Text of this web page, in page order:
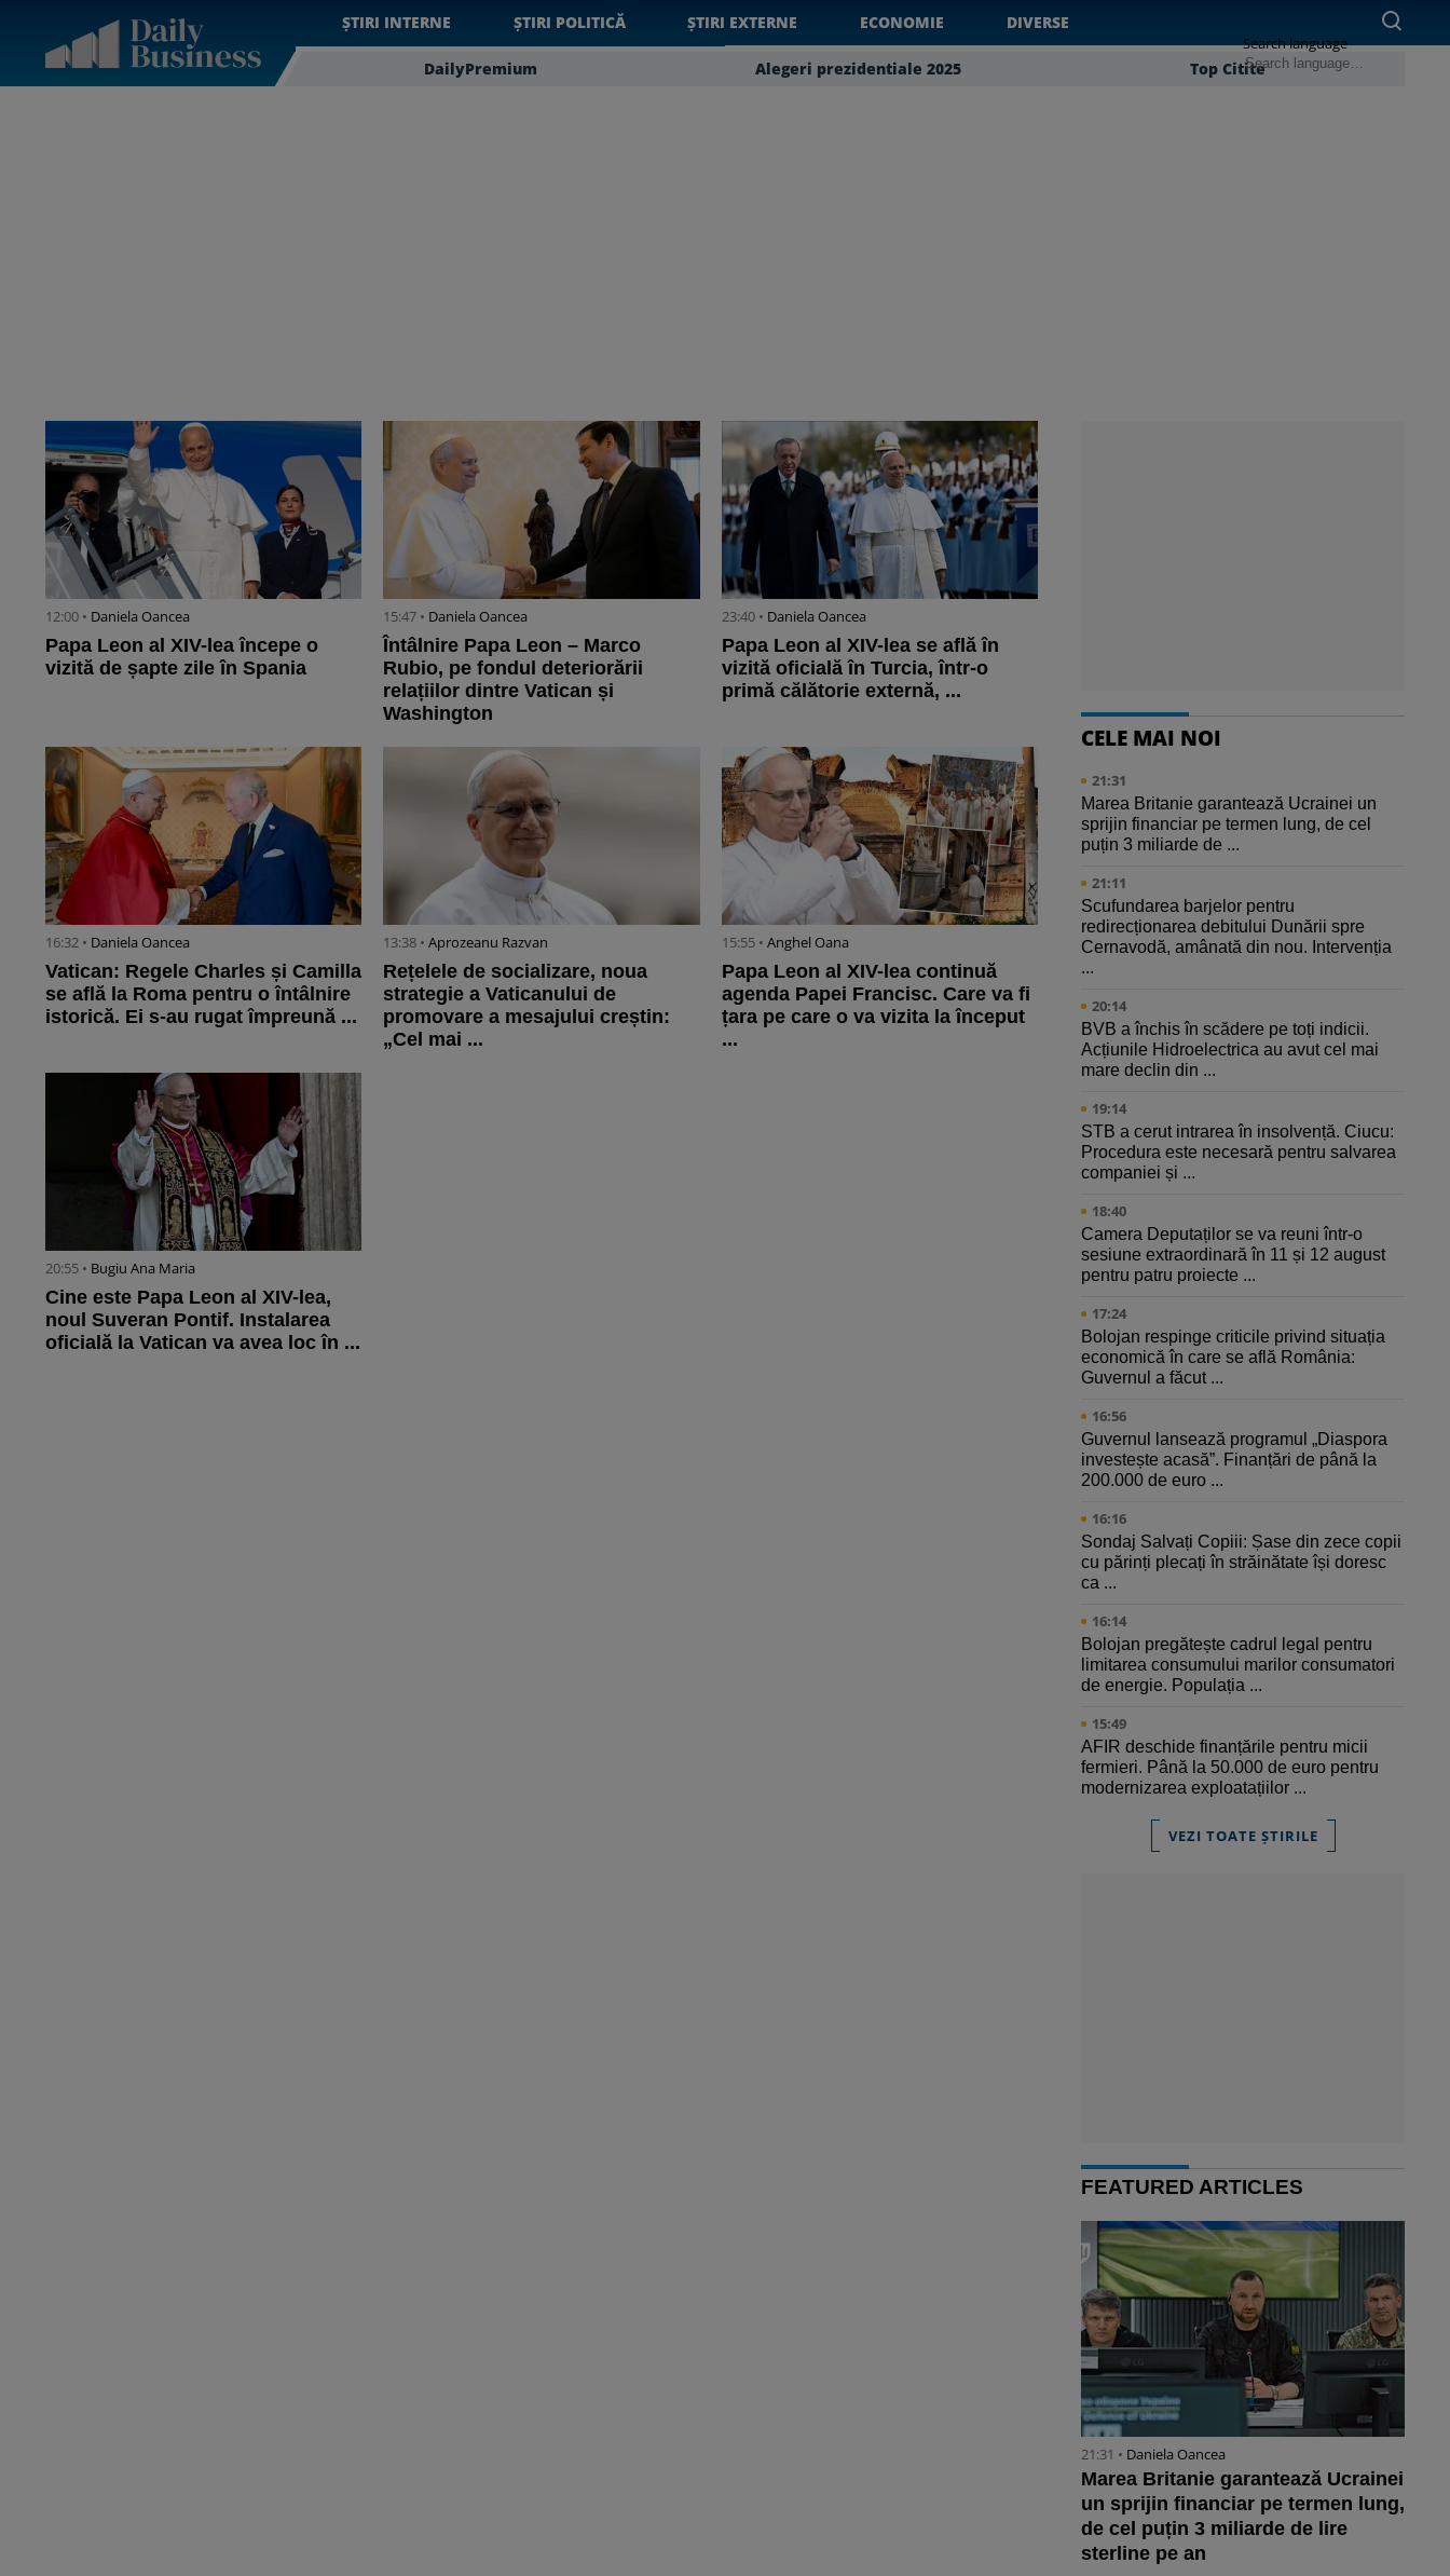
ȘTIRI INTERNE ȘTIRI POLITICĂ ȘTIRI EXTERNE ECONOMIE DIVERSE
DailyPremium Alegeri prezidentiale 2025 Top Citite
Search language
12:00 • Daniela Oancea
Papa Leon al XIV-lea începe o
vizită de șapte zile în Spania
15:47 • Daniela Oancea
Întâlnire Papa Leon – Marco
Rubio, pe fondul deteriorării
relațiilor dintre Vatican și
Washington
23:40 • Daniela Oancea
Papa Leon al XIV-lea se află în
vizită oficială în Turcia, într-o
primă călătorie externă, ...
16:32 • Daniela Oancea
Vatican: Regele Charles și Camilla
se află la Roma pentru o întâlnire
istorică. Ei s-au rugat împreună ...
13:38 •Aprozeanu Razvan
Rețelele de socializare, noua
strategie a Vaticanului de
promovare a mesajului creștin:
„Cel mai ...
15:55 • Anghel Oana
Papa Leon al XIV-lea continuă
agenda Papei Francisc. Care va fi
țara pe care o va vizita la început
...
20:55 • Bugiu ⁠Ana Maria
Cine este Papa Leon al XIV-lea,
noul Suveran Pontif. Instalarea
oficială la Vatican va avea loc în ...
CELE MAI NOI
21:31
Marea Britanie garantează Ucrainei un
sprijin financiar pe termen lung, de cel
puțin 3 miliarde de ...
21:11
Scufundarea barjelor pentru
redirecționarea debitului Dunării spre
Cernavodă, amânată din nou. Intervenția
...
20:14
BVB a închis în scădere pe toți indicii.
Acțiunile Hidroelectrica au avut cel mai
mare declin din ...
19:14
STB a cerut intrarea în insolvență. Ciucu:
Procedura este necesară pentru salvarea
companiei și ...
18:40
Camera Deputaților se va reuni într-o
sesiune extraordinară în 11 și 12 august
pentru patru proiecte ...
17:24
Bolojan respinge criticile privind situația
economică în care se află România:
Guvernul a făcut ...
16:56
Guvernul lansează programul „Diaspora
investește acasă”. Finanțări de până la
200.000 de euro ...
16:16
Sondaj Salvați Copiii: Șase din zece copii
cu părinți plecați în străinătate își doresc
ca ...
16:14
Bolojan pregătește cadrul legal pentru
limitarea consumului marilor consumatori
de energie. Populația ...
15:49
AFIR deschide finanțările pentru micii
fermieri. Până la 50.000 de euro pentru
modernizarea exploatațiilor ...
VEZI TOATE ȘTIRILE
FEATURED ARTICLES
21:31 • Daniela Oancea
Marea Britanie garantează Ucrainei
un sprijin financiar pe termen lung,
de cel puțin 3 miliarde de lire
sterline pe an